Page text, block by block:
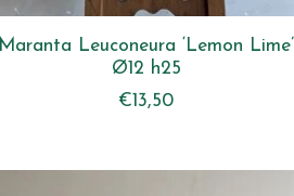
Maranta Leuconeura ‘Lemon Lime’
Ø12 h25
€13,50